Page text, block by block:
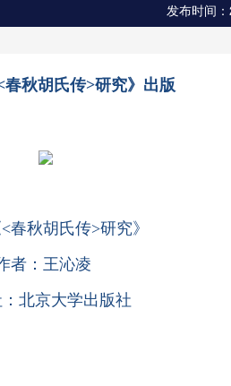
发布时间
春秋胡氏传>研究》出版
春秋胡氏传>研究》
者：王沁凌
北京大学出版社